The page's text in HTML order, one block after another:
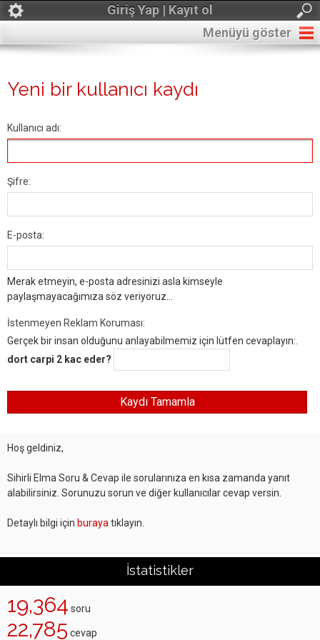
Giriş Yap | Kayıt ol
Menüyü göster
Yeni bir kullanıcı kaydı
Kullanıcı adı:
Şifre:
E-posta:
Merak etmeyin, e-posta adresinizi asla kimseyle
paylaşmayacağımıza söz veriyoruz...
İstenmeyen Reklam Koruması:
Gerçek bir insan olduğunu anlayabilmemiz için lütfen cevaplayın:.
dort carpi 2 kac eder?
Hoş geldiniz,
Sihirli Elma Soru & Cevap ile sorularınıza en kısa zamanda yanıt
alabilirsiniz. Sorunuzu sorun ve diğer kullanıcılar cevap versin.
Detaylı bilgi için buraya tıklayın.
İstatistikler
19,364 soru
22,785 cevap